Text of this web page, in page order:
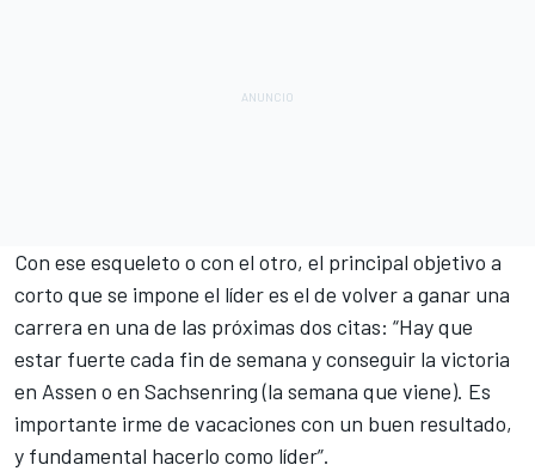
Con ese esqueleto o con el otro, el principal objetivo a
corto que se impone el líder es el de volver a ganar una
carrera en una de las próximas dos citas: “Hay que
estar fuerte cada fin de semana y conseguir la victoria
en Assen o en Sachsenring (la semana que viene). Es
importante irme de vacaciones con un buen resultado,
y fundamental hacerlo como líder”.